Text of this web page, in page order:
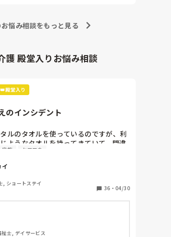
お悩み相談をもっと見る
護 殿堂入りお悩み相談
👑殿堂入り
のインシデント
ルのタオルを使っているのですが、利
ようなタオルを持ってきていて、間違
者に出してしまいました。
アマネとレンタル業者に謝罪して、イ
きましたが、対策って何？
家族 ケアマネ
イ
, ショートステイ
36 ・ 04/30
祉士, デイサービス